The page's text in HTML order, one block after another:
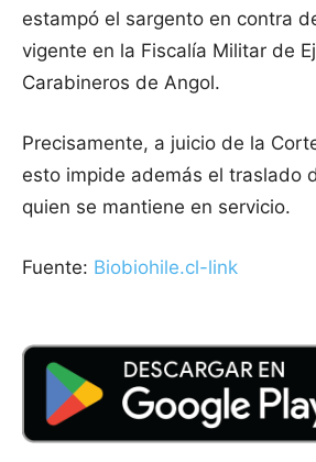
estampó el sargento en contra
vigente en la Fiscalía Militar de
Carabineros de Angol.
Precisamente, a juicio de la
esto impide además el traslado
quien se mantiene en servicio.
Fuente: Biobiohile.cl-link